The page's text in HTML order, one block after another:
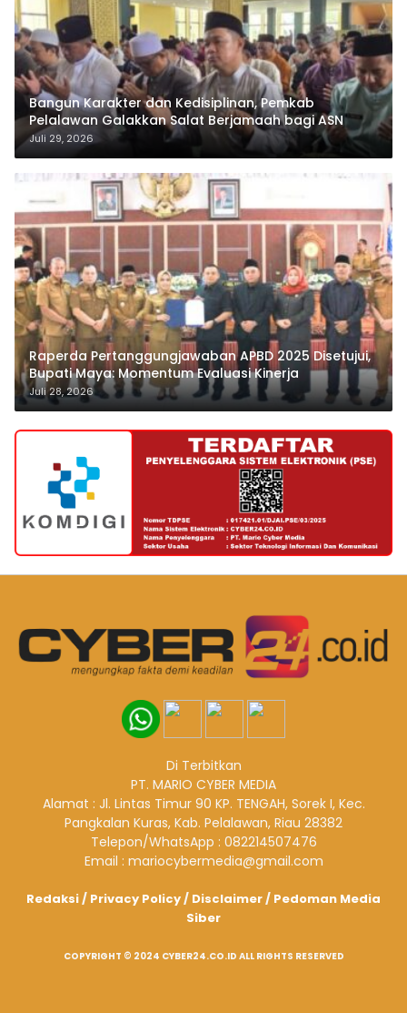
Bangun Karakter dan Kedisiplinan, Pemkab
Pelalawan Galakkan Salat Berjamaah bagi ASN
Juli 29, 2026
Raperda Pertanggungjawaban APBD 2025 Disetujui,
Bupati Maya: Momentum Evaluasi Kinerja
Juli 28, 2026
Di Terbitkan
PT. MARIO CYBER MEDIA
Alamat : Jl. Lintas Timur 90 KP. TENGAH, Sorek I, Kec.
Pangkalan Kuras, Kab. Pelalawan, Riau 28382
Telepon/WhatsApp : 082214507476
Email : mariocybermedia@gmail.com
Redaksi/ Privacy Policy/ Disclaimer/ Pedoman Media
Siber
COPYRIGHT © 2024 CYBER24.CO.ID ALL RIGHTS RESERVED